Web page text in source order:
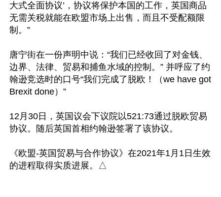
大式全面协议’，协议将保护本国的工作，英国商品
无需关税就能在欧盟市场上出售，而且不受配额限
制。”
唐宁街在一份声明中说：“我们已经收回了对金钱、
边界、法律、贸易和捕鱼水域的控制。” 并呼应了约
翰逊竞选时的口号“我们完成了脱欧！（we have got
Brexit done）”
12月30日，英国议会下议院以521:73通过脱欧贸易
协议。随后英国首相约翰逊签署了该协议。
《欧盟-英国贸易与合作协议》在2021年1月1日生效